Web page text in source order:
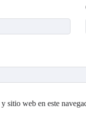
sitio web en este